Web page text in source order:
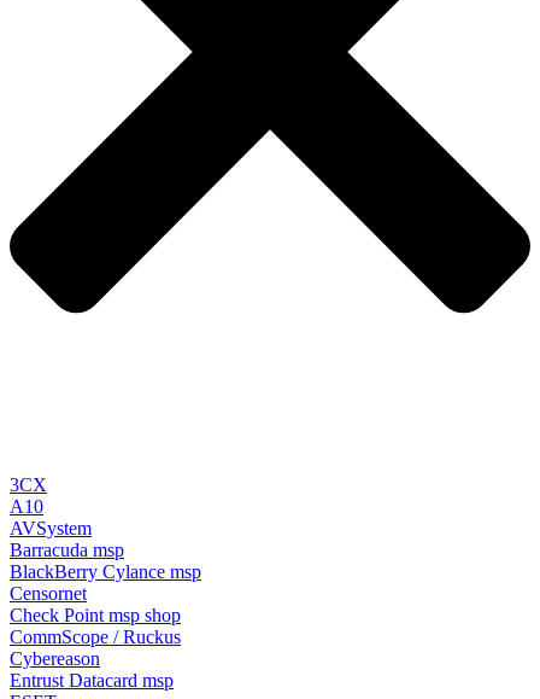
3CX
A10
AVSystem
Barracuda msp
BlackBerry Cylance msp
Censornet
Check Point msp shop
CommScope / Ruckus
Cybereason
Entrust Datacard msp